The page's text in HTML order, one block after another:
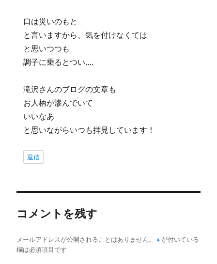
口は災いのもと
と言いますから、気を付けなくては
と思いつつも
調子に乗るとつい….
滝沢さんのブログの文章も
お人柄が滲んでいて
いいなあ
と思いながらいつも拝見しています！
返信
コメントを残す
メールアドレスが公開されることはありません。 ※ が付いている
欄は必須項目です